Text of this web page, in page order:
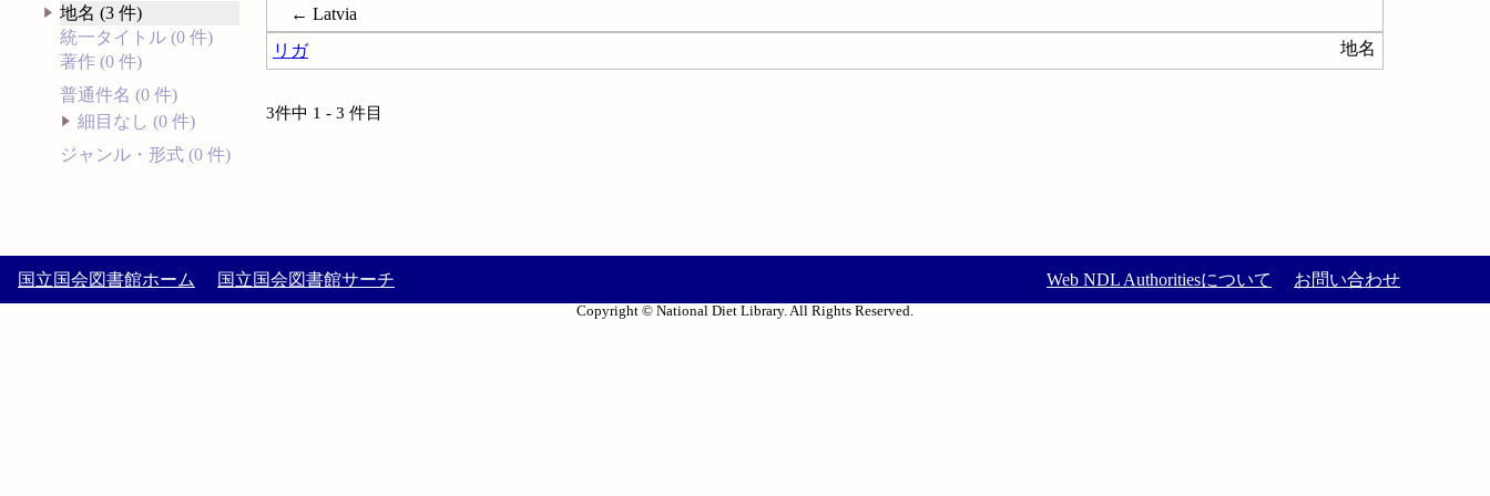
地名 (3 件)
統一タイトル (0 件)
著作 (0 件)
普通件名 (0 件)
細目なし (0 件)
ジャンル・形式 (0 件)
← Latvia
リガ
地名
3件中 1 - 3 件目
国立国会図書館ホーム 国立国会図書館サーチ Web NDL Authoritiesについて お問い合わせ
Copyright © National Diet Library. All Rights Reserved.